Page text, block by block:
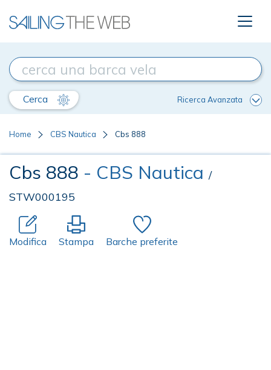
Cerca Ricerca Avanzata
Home CBS Nautica Cbs 888
Cbs 888 - CBS Nautica /
STW000195
Modifica Stampa Barche preferite